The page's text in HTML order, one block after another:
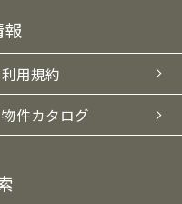
利用規約
物件カタログ